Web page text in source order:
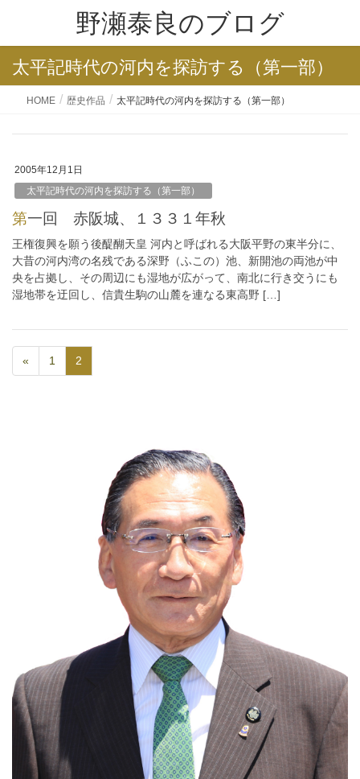
野瀬泰良のブログ
太平記時代の河内を探訪する（第一部）
HOME 歴史作品 太平記時代の河内を探訪する（第一部）
2005年12月1日
太平記時代の河内を探訪する（第一部）
第一回 赤阪城、１３３１年秋
王権復興を願う後醍醐天皇 河内と呼ばれる大阪平野の東半分に、
大昔の河内湾の名残である深野（ふこの）池、新開池の両池が中
央を占拠し、その周辺にも湿地が広がって、南北に行き交うにも
湿地帯を迂回し、信貴生駒の山麓を連なる東高野 […]
« 1 2